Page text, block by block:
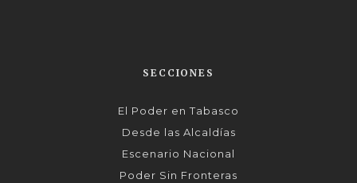
SECCIONES
El Poder en Tabasco
Desde las Alcaldías
Escenario Nacional
Poder Sin Fronteras